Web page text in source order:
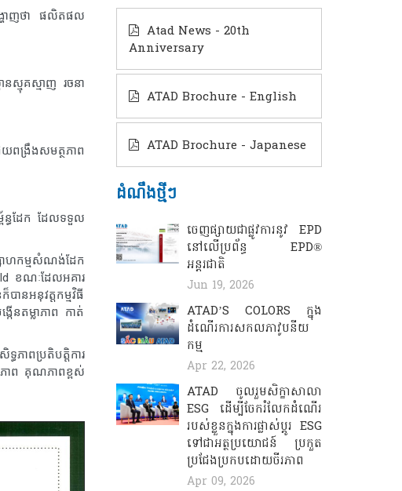
ង្ហាញថា ផលិតផល
ស្មុគស្មាញ រចនា
យពង្រឹងសមត្ថភាព
ន្ធដែក ដែលទទួល
សាហកម្មសំណង់ដែក
ខណៈដែលអគារ
នអនុវត្តកម្មវិធី
នតម្លាភាព កាត់
ភាពប្រតិបត្តិការ
ថិភាព គុណភាពខ្ពស់
Atad News - 20th
Anniversary
ATAD Brochure - English
ATAD Brochure - Japanese
ដំណឹងថ្មីៗ
ចេញផ្សាយជាផ្លូវការនូវ EPD
នៅលើប្រព័ន្ធ EPD®
អន្តរជាតិ
Jun 19, 2026
ATAD’S COLORS ​​​ក្នុង
ដំណើរការសកលភាវូបនីយ
កម្ម
Apr 22, 2026
ATAD ចូលរួមសិក្ខាសាលា
ESG ដើម្បីចែករំលែកដំណើរ
របស់ខ្លួនក្នុងការផ្លាស់ប្តូរ ESG
ទៅជាអត្ថប្រយោជន៍ ប្រកួត
ប្រជែងប្រកបដោយចីរភាព
Apr 09, 2026